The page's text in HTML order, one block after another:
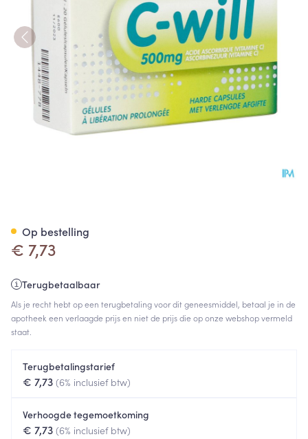
€ 7,73
Terugbetaalbaar
Als je recht hebt op een terugbetaling voor dit geneesmiddel, betaal je in de
apotheek een verlaagde prijs en niet de prijs die op onze webshop vermeld
staat.
Terugbetalingstarief
€ 7,73 (6% inclusief btw)
Verhoogde tegemoetkoming
€ 7,73 (6% inclusief btw)
Op bestelling